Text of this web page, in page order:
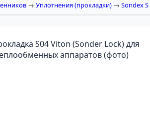
→ Уплотнения (прокладки) → Sondex S